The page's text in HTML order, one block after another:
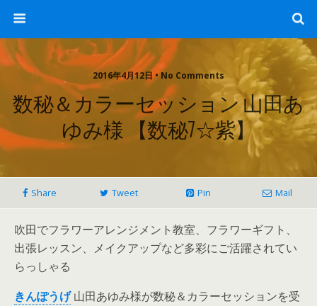
2016年4月12日 • No Comments
数秘＆カラーセッション 山田あ
ゆみ様 【数秘7☆紫】
Share Tweet Pin Mail
吹田でフラワーアレンジメント教室、フラワーギフト、
出張レッスン、メイクアップなど多彩にご活躍されてい
らっしゃる
きんぽうげ 山田あゆみ様が数秘＆カラーセッションを受